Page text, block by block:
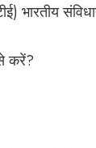
भारतीय
करें?